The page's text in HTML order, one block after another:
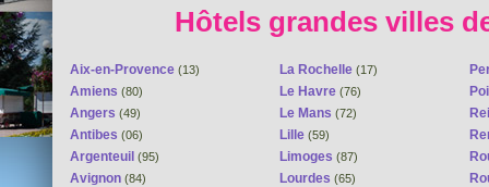
Hôtels grandes villes
Aix-en-Provence (13)
Amiens (80)
Angers (49)
Antibes (06)
Argenteuil (95)
Avignon (84)
La Rochelle (17)
Le Havre (76)
Le Mans (72)
Lille (59)
Limoges (87)
Lourdes (65)